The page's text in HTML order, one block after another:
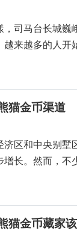
司马台长城巍
来越多的人开
猫金币渠道
区和中央别墅
长。然而，不
猫金币藏家